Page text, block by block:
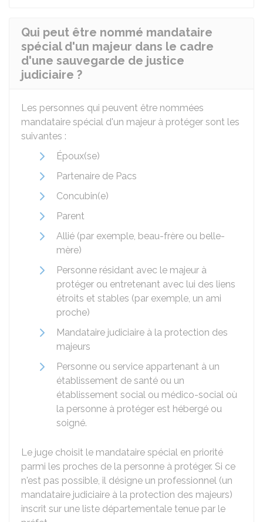
Qui peut être nommé mandataire
spécial d'un majeur dans le cadre
d'une sauvegarde de justice
judiciaire ?
Les personnes qui peuvent être nommées
mandataire spécial d'un majeur à protéger sont les
suivantes :
Époux(se)
Partenaire de Pacs
Concubin(e)
Parent
Allié (par exemple, beau-frère ou belle-
mère)
Personne résidant avec le majeur à
protéger ou entretenant avec lui des liens
étroits et stables (par exemple, un ami
proche)
Mandataire judiciaire à la protection des
majeurs
Personne ou service appartenant à un
établissement de santé ou un
établissement social ou médico-social où
la personne à protéger est hébergé ou
soigné.
Le juge choisit le mandataire spécial en priorité
parmi les proches de la personne à protéger. Si ce
n'est pas possible, il désigne un professionnel (un
mandataire judiciaire à la protection des majeurs)
inscrit sur une liste départementale tenue par le